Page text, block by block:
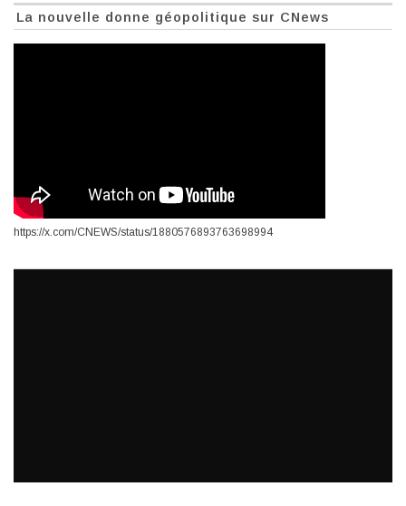
La nouvelle donne géopolitique sur CNews
https://x.com/CNEWS/status/1880576893763698994